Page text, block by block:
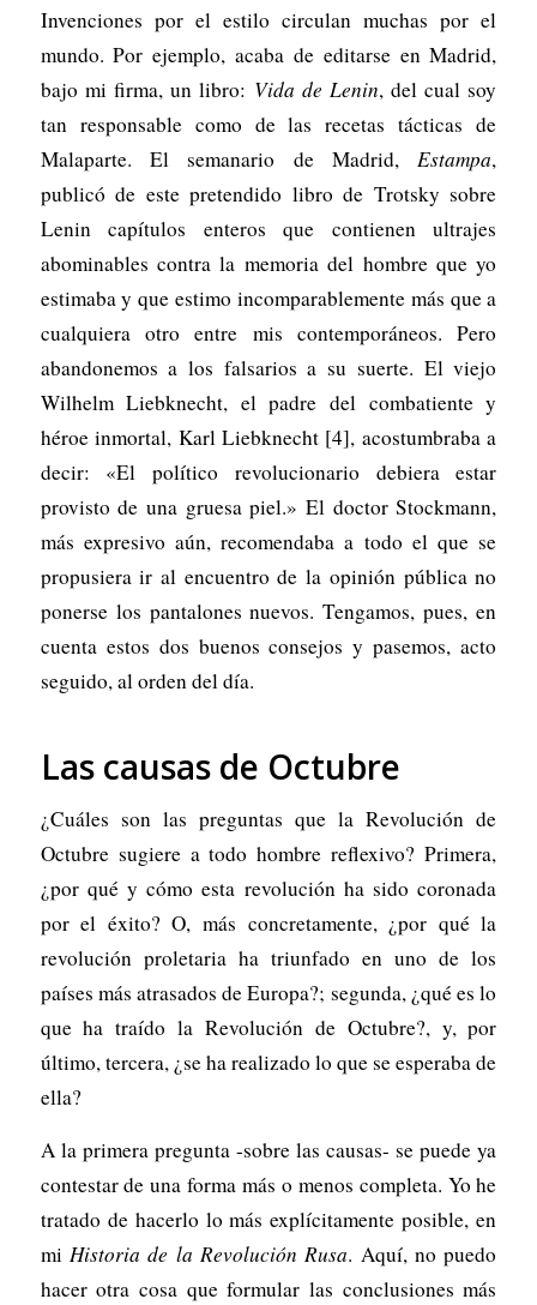
Invenciones por el estilo circulan muchas por el
mundo. Por ejemplo, acaba de editarse en Madrid,
bajo mi firma, un libro: Vida de Lenin, del cual soy
tan responsable como de las recetas tácticas de
Malaparte. El semanario de Madrid,Estampa,
publicó de este pretendido libro de Trotsky sobre
Lenin capítulos enteros que contienen ultrajes
abominables contra la memoria del hombre que yo
estimaba y que estimo incomparablemente más que a
cualquiera otro entre mis contemporáneos. Pero
abandonemos a los falsarios a su suerte. El viejo
Wilhelm Liebknecht, el padre del combatiente y
héroe inmortal, Karl Liebknecht [4], acostumbraba a
decir: «El político revolucionario debiera estar
provisto de una gruesa piel.» El doctor Stockmann,
más expresivo aún, recomendaba a todo el que se
propusiera ir al encuentro de la opinión pública no
ponerse los pantalones nuevos. Tengamos, pues, en
cuenta estos dos buenos consejos y pasemos, acto
seguido, al orden del día.
Las causas de Octubre
¿Cuáles son las preguntas que la Revolución de
Octubre sugiere a todo hombre reflexivo? Primera,
¿por qué y cómo esta revolución ha sido coronada
por el éxito? O, más concretamente, ¿por qué la
revolución proletaria ha triunfado en uno de los
países más atrasados de Europa?; segunda, ¿qué es lo
que ha traído la Revolución de Octubre?, y, por
último, tercera, ¿se ha realizado lo que se esperaba de
ella?
A la primera pregunta -sobre las causas- se puede ya
contestar de una forma más o menos completa. Yo he
tratado de hacerlo lo más explícitamente posible, en
mi Historia de la Revolución Rusa. Aquí, no puedo
hacer otra cosa que formular las conclusiones más